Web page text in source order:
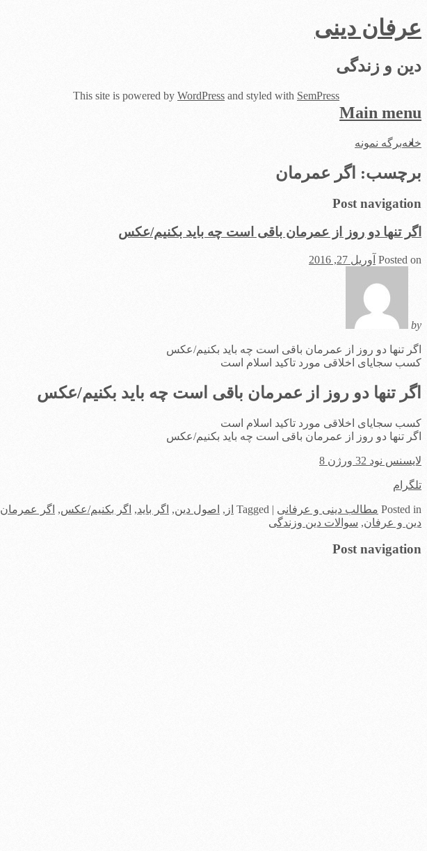
عرفان دینی
دین و زندگی
Main menu
Skip
خانهبرگه نمونه
برچسب: اگر عمرمان
Post navigation
اگر تنها دو روز از عمرمان باقی است چه باید بکنیم/عکس
Posted on آوریل 27, 2016
by
اگر تنها دو روز از عمرمان باقی است چه باید بکنیم/عکس
کسب سجایای اخلاقی مورد تاکید اسلام است
اگر تنها دو روز از عمرمان باقی است چه باید بکنیم/عکس
کسب سجایای اخلاقی مورد تاکید اسلام است
اگر تنها دو روز از عمرمان باقی است چه باید بکنیم/عکس
لایسنس نود 32 ورژن 8
تلگرام
Posted in مطالب دینی و عرفانی |
Tagged از , اصول دین, اگر باید, اگر بکنیم/عکس, اگر عمرمان
دین و عرفان, سوالات دین وزندگی
Post navigation
This site is powered by WordPress and styled with SemPress